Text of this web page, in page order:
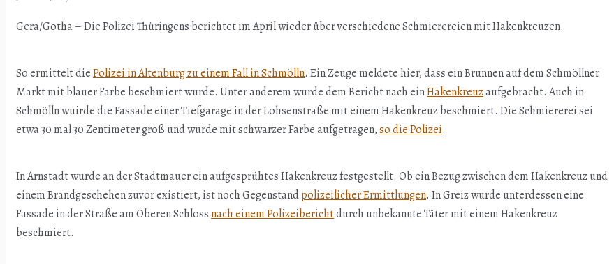
Gera/Gotha – Die Polizei Thüringens berichtet im April wieder über verschiedene Schmierereien mit Hakenkreuzen.
So ermittelt diePolizei in Altenburg zu einem Fall in Schmölln. Ein Zeuge meldete hier, dass ein Brunnen auf dem Schmöllner
Markt mit blauer Farbe beschmiert wurde. Unter anderem wurde dem Bericht nach einHakenkreuzaufgebracht. Auch in
Schmölln wuirde die Fassade einer Tiefgarage in der Lohsenstraße mit einem Hakenkreuz beschmiert. Die Schmiererei sei
etwa 30 mal 30 Zentimeter groß und wurde mit schwarzer Farbe aufgetragen,so die Polizei.
In Arnstadt wurde an der Stadtmauer ein aufgesprühtes Hakenkreuz festgestellt. Ob ein Bezug zwischen dem Hakenkreuz und
einem Brandgeschehen zuvor existiert, ist noch Gegenstandpolizeilicher Ermittlungen. In Greiz wurde unterdessen eine
Fassade in der Straße am Oberen Schlossnach einem Polizeiberichtdurch unbekannte Täter mit einem Hakenkreuz
beschmiert.